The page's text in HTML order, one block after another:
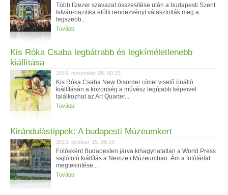
Több tízezer szavazat összesítése után a budapesti Szent
István-bazilika előtti rendezvényt választották meg a
legszebb...
Tovább
Kis Róka Csaba legbátrabb és legkíméletlenebb
kiállítása
2019. november 08. 00:15
Kis Róka Csaba New Disorder címet viselő önálló
kiállításán a közönség a művész legújabb képeivel
találkozhat az Art Quarter...
Tovább
Kirándulástippek: A budapesti Múzeumkert
2019. október 15. 08:15
Fotósként Budapesten járva kihagyhatatlan a World Press
sajtófotó kiállítás a Nemzeti Múzeumban. Ám a fotótárlat
megtekintése...
Tovább